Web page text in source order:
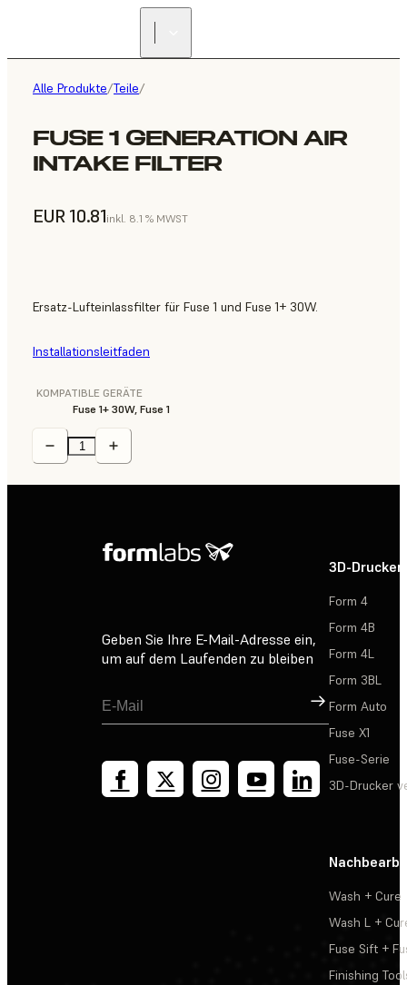
Alle Produkte/Teile/
FUSE 1 GENERATION AIR
INTAKE FILTER
EUR 10.81inkl. 8.1 % MWST
Ersatz-Lufteinlassfilter für Fuse 1 und Fuse 1+ 30W.
Installationsleitfaden
KOMPATIBLE GERÄTE
Fuse 1+ 30W, Fuse 1
Geben Sie Ihre E-Mail-Adresse ein,
um auf dem Laufenden zu bleiben
Registrieren
3D-Drucker
Form 4
Form 4B
Form 4L
Form 3BL
Form Auto
Fuse X1
Fuse-Serie
3D-Drucker
Wash + Cure
Wash L +
Fuse Sift +
Finishing